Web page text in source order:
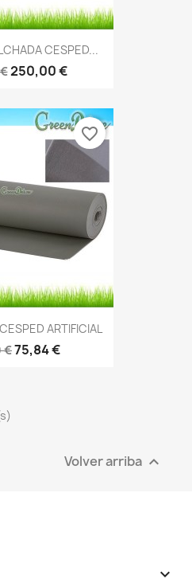
CESPED...
250,00 €
ARTIFICIAL
€75,84 €
favorite_border
Volver arriba 
